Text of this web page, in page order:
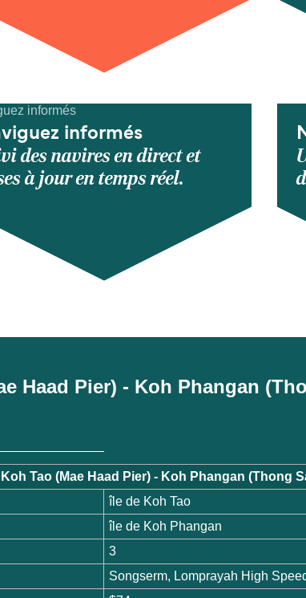
informés
des navires en direct et
à jour en temps réel.
Haad Pier) - Koh Phangan
Tao (Mae Haad Pier) - Koh Phangan (Thong
île de Koh Tao
île de Koh Phangan
3
Songserm, Lomprayah High